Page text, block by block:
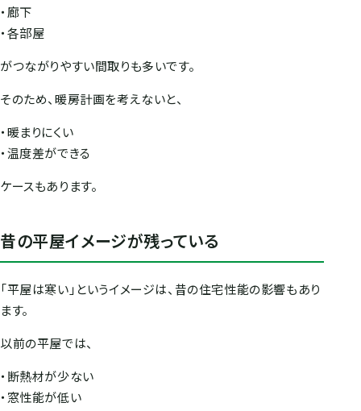
・廊下
・各部屋
がつながりやすい間取りも多いです。
そのため、暖房計画を考えないと、
・暖まりにくい
・温度差ができる
ケースもあります。
昔の平屋イメージが残っている
「平屋は寒い」というイメージは、昔の住宅性能の影響もあり
ます。
以前の平屋では、
・断熱材が少ない
・窓性能が低い